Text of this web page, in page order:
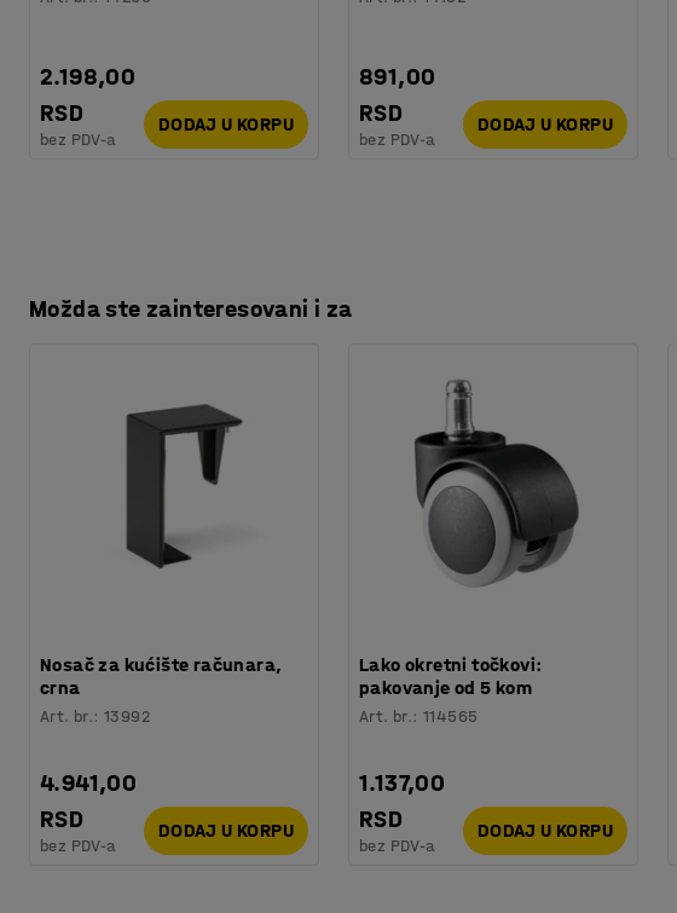
2.198,00
RSD
bez PDV-a
DODAJ U KORPU
891,00
RSD
bez PDV-a
DODAJ U KORPU
Možda ste zainteresovani i za
Nosač za kućište računara,
crna
Art. br.:13992
4.941,00
RSD
bez PDV-a
DODAJ U KORPU
Lako okretni točkovi:
pakovanje od 5 kom
Art. br.:114565
1.137,00
RSD
bez PDV-a
DODAJ U KORPU